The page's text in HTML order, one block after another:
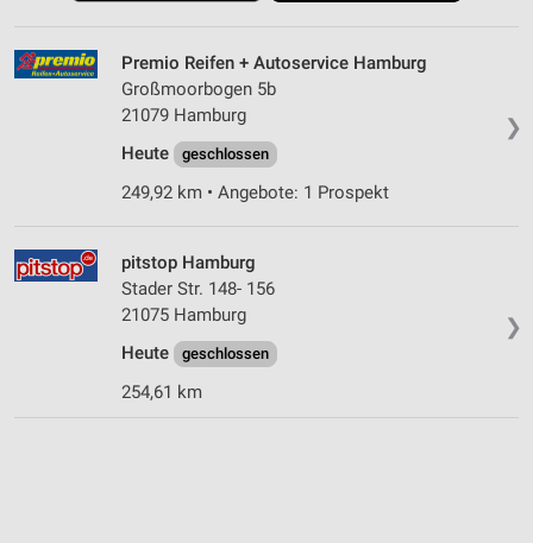
❯
Premio Reifen + Autoservice Hamburg
Großmoorbogen 5b
21079 Hamburg
Heute
geschlossen
249,92 km • Angebote: 1 Prospekt
❯
pitstop Hamburg
Stader Str. 148- 156
21075 Hamburg
Heute
geschlossen
254,61 km